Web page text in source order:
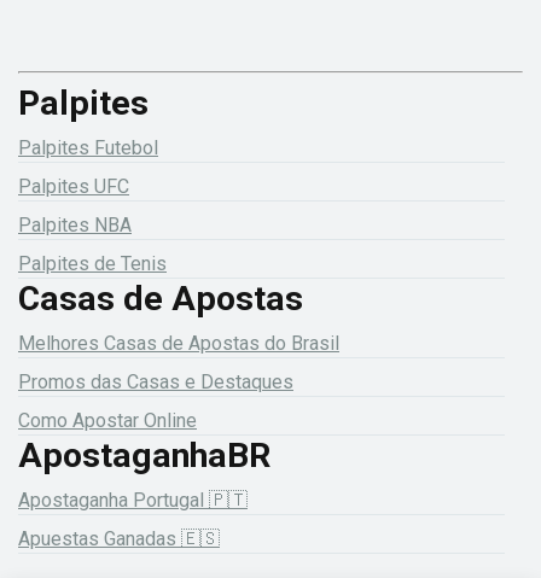
Palpites
Palpites Futebol
Palpites UFC
Palpites NBA
Palpites de Tenis
Casas de Apostas
Melhores Casas de Apostas do Brasil
Promos das Casas e Destaques
Como Apostar Online
ApostaganhaBR
Apostaganha Portugal 🇵🇹
Apuestas Ganadas 🇪🇸